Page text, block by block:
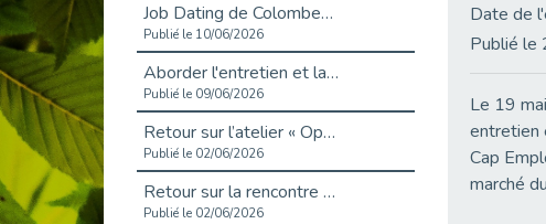
Job Dating de Colombes – Emploi et Insertion
Publié le 10/06/2026
Aborder l'entretien et la situation de handicap en toute confiance
Publié le 09/06/2026
Retour sur l’atelier « Optimiser sa recherche d’emploi »
Publié le 02/06/2026
Retour sur la rencontre entre Cap Emploi 92 et Thales (Campus Meudon)
Publié le 02/06/2026
Date de
Publié
Le 19
entretien
Cap
marché